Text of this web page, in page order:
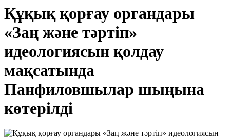
Құқық қорғау органдары
«Заң және тәртіп»
идеологиясын қолдау
мақсатында
Панфиловшылар шыңына
көтерілді